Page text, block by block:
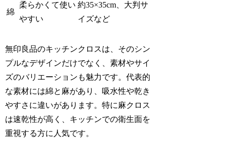
綿
柔らかくて使い
やすい
約35×35cm、大判サ
イズなど
無印良品のキッチンクロスは、そのシン
プルなデザインだけでなく、素材やサイ
ズのバリエーションも魅力です。代表的
な素材には綿と麻があり、吸水性や乾き
やすさに違いがあります。特に麻クロス
は速乾性が高く、キッチンでの衛生面を
重視する方に人気です。